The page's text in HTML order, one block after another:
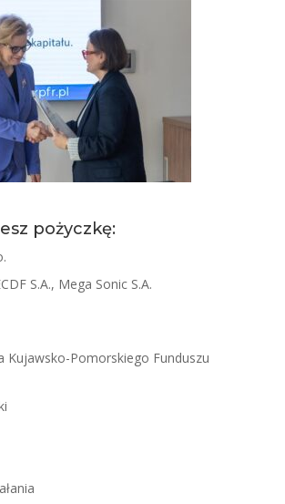
pożyczkę:
S.A., Mega Sonic S.A.
Kujawsko-Pomorskiego Funduszu